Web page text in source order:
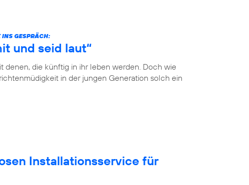
INS GESPRÄCH:
und seid laut“
denen, die künftig in ihr leben werden. Doch wie
in der jungen Generation solch ein
Installationsservice für